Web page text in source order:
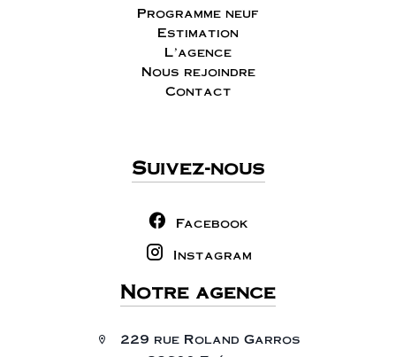
Programme neuf
Estimation
L'agence
Nous rejoindre
Contact
Suivez-nous
Facebook
Instagram
Notre agence
229 rue Roland Garros